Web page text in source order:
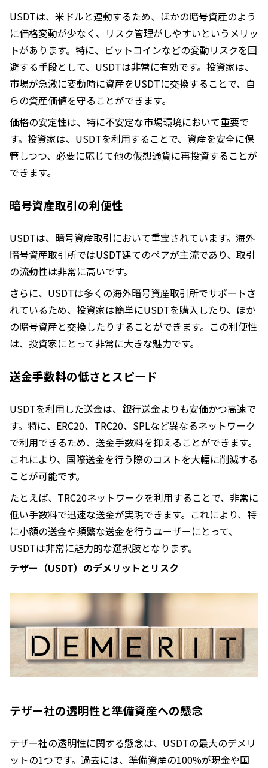
USDTは、米ドルと連動するため、ほかの暗号資産のよう
に価格変動が少なく、リスク管理がしやすいというメリッ
トがあります。特に、ビットコインなどの変動リスクを回
避する手段として、USDTは非常に有効です。投資家は、
市場が急激に変動時に資産をUSDTに交換することで、自
らの資産価値を守ることができます。
価格の安定性は、特に不安定な市場環境において重要で
す。投資家は、USDTを利用することで、資産を安全に保
管しつつ、必要に応じて他の仮想通貨に再投資することが
できます。
暗号資産取引の利便性
USDTは、暗号資産取引において重宝されています。海外
暗号資産取引所ではUSDT建てのペアが主流であり、取引
の流動性は非常に高いです。
さらに、USDTは多くの海外暗号資産取引所でサポートさ
れているため、投資家は簡単にUSDTを購入したり、ほか
の暗号資産と交換したりすることができます。この利便性
は、投資家にとって非常に大きな魅力です。
送金手数料の低さとスピード
USDTを利用した送金は、銀行送金よりも安価かつ高速で
す。特に、ERC20、TRC20、SPLなど異なるネットワーク
で利用できるため、送金手数料を抑えることができます。
これにより、国際送金を行う際のコストを大幅に削減する
ことが可能です。
たとえば、TRC20ネットワークを利用することで、非常に
低い手数料で迅速な送金が実現できます。これにより、特
に小額の送金や頻繁な送金を行うユーザーにとって、
USDTは非常に魅力的な選択肢となります。
テザー（USDT）のデメリットとリスク
テザー社の透明性と準備資産への懸念
テザー社の透明性に関する懸念は、USDTの最大のデメリ
ットの1つです。過去には、準備資産の100%が現金や国